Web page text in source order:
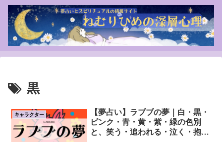
黒
キャラクター
【夢占い】ラブブの夢｜白・黒・
ピンク・青・黄・紫・緑の色別
と、笑う・追われる・泣く・抱き